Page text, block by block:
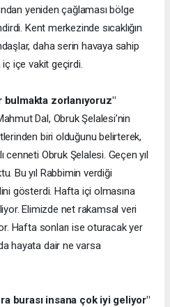
yeniden çağlaması bölge
Kent merkezinde sıcaklığın
daha serin havaya sahip
içe vakit geçirdi.
bulmakta zorlanıyoruz"
Dal, Obruk Şelalesi’nin
biri olduğunu belirterek,
cenneti Obruk Şelalesi. Geçen yıl
Bu yıl Rabbimin verdiği
gösterdi. Hafta içi olmasına
Elimizde net rakamsal veri
Hafta sonları ise oturacak yer
hayata dair ne varsa
burası insana çok iyi geliyor"